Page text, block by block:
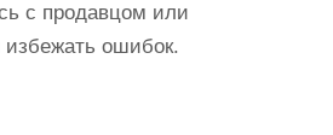
с продавцом или
ошибок.